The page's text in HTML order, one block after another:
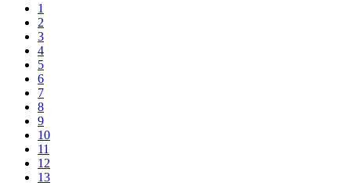
1
2
3
4
5
6
7
8
9
10
11
12
13